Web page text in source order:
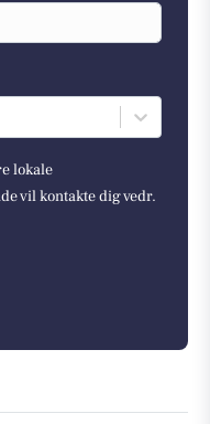
lokale
vil kontakte dig vedr.